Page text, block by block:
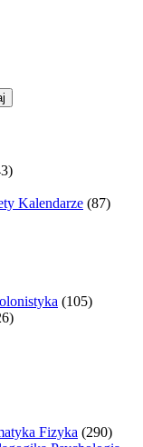
Kalendarze (87)
(105)
Fizyka (290)